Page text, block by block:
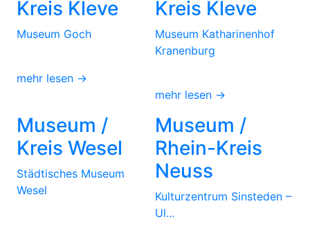
Kreis Kleve
Museum Goch
mehr lesen →
Kreis Kleve
Museum Katharinenhof
Kranenburg
mehr lesen →
Museum /
Kreis Wesel
Städtisches Museum
Wesel
Museum /
Rhein-Kreis
Neuss
Kulturzentrum Sinsteden –
Ul...